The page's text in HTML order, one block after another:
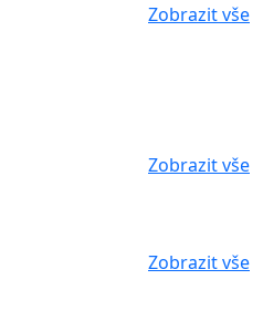
Zobrazit vše
Zobrazit vše
Zobrazit vše